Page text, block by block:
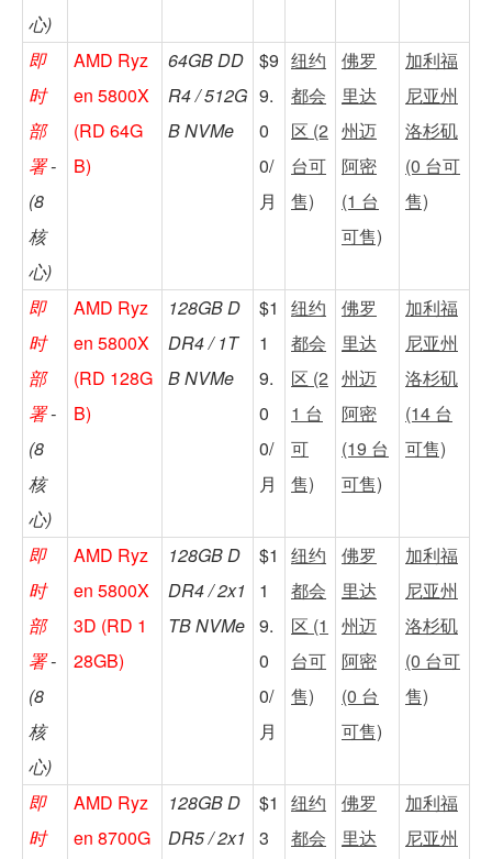
心)
即
时
部
署-
(8
核
心)
AMD Ryz
en 5800X
(RD 64G
B)
64GB DD
R4 / 512G
B NVMe
$9
9.
0
0/
月
纽约
都会
区 (2
台可
售)
佛罗
里达
州迈
阿密
(1 台
可售)
加利福
尼亚州
洛杉矶
(0 台可
售)
即
时
部
署-
(8
核
心)
AMD Ryz
en 5800X
(RD 128G
B)
128GB D
DR4 / 1T
B NVMe
$1
1
9.
0
0/
月
纽约
都会
区 (2
1 台
可
售)
佛罗
里达
州迈
阿密
(19 台
可售)
加利福
尼亚州
洛杉矶
(14 台
可售)
即
时
部
署-
(8
核
心)
AMD Ryz
en 5800X
3D (RD 1
28GB)
128GB D
DR4 / 2x1
TB NVMe
$1
1
9.
0
0/
月
纽约
都会
区 (1
台可
售)
佛罗
里达
州迈
阿密
(0 台
可售)
加利福
尼亚州
洛杉矶
(0 台可
售)
即
时
AMD Ryz
en 8700G
128GB D
DR5 / 2x1
$1
3
纽约
都会
佛罗
里达
加利福
尼亚州